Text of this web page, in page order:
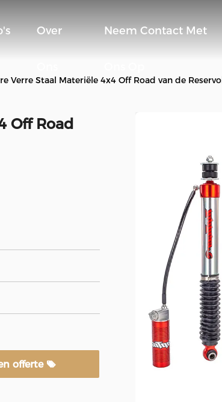
Over Neem Contact Met
Verre Staal Materiële 4x4 Off Road van de
Off Road
offerte